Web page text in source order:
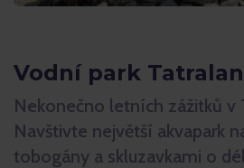
Vodní park
Nekonečno letních zážitků v
Navštivte největší akvapark
tobogány a skluzavkami o